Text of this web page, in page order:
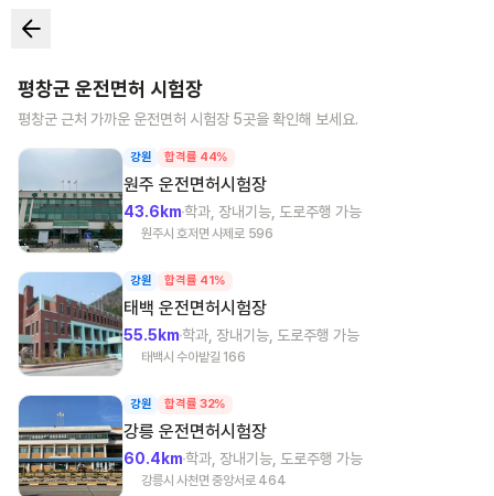
평창군 운전면허 시험장
평창군 근처 가까운 운전면허 시험장 5곳을 확인해 보세요.
강원 합격률 44%
원주 운전면허시험장
43.6km학과, 장내기능, 도로주행 가능
원주시 호저면 사제로 596
강원 합격률 41%
태백 운전면허시험장
55.5km학과, 장내기능, 도로주행 가능
태백시 수아밭길 166
강원 합격률 32%
강릉 운전면허시험장
60.4km학과, 장내기능, 도로주행 가능
강릉시 사천면 중앙서로 464